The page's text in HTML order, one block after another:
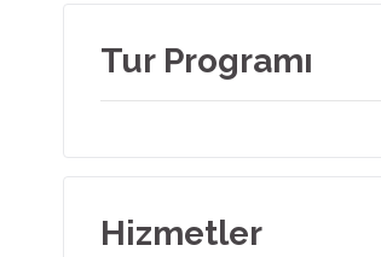
Tur Programı
Hizmetler